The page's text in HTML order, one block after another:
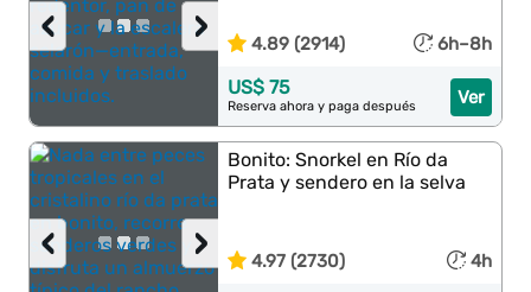
›
‹ 4.89 (2914) 6h–8h
Ver
US$ 75
Reserva ahora y paga después
›
‹
Bonito: Snorkel en Río da
Prata y sendero en la selva
4.97 (2730) 4h